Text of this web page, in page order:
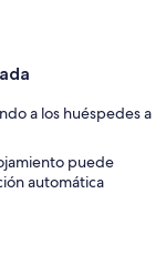
a los huéspedes a
puede
automática